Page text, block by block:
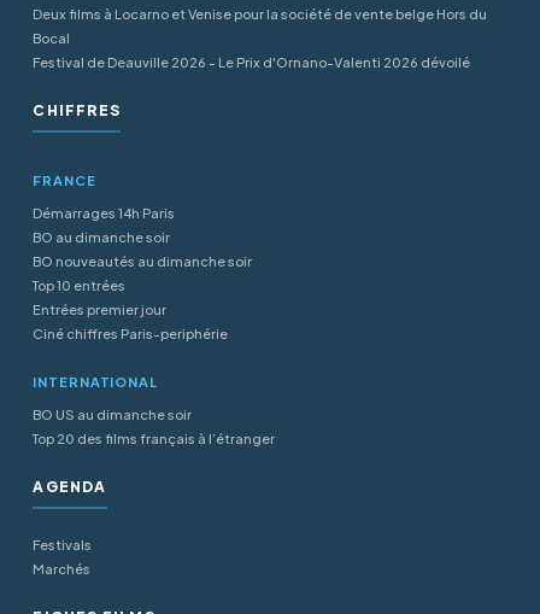
Deux films à Locarno et Venise pour la société de vente belge Hors du
Bocal
Festival de Deauville 2026 - Le Prix d'Ornano-Valenti 2026 dévoilé
CHIFFRES
FRANCE
Démarrages 14h Paris
BO au dimanche soir
BO nouveautés au dimanche soir
Top 10 entrées
Entrées premier jour
Ciné chiffres Paris-periphérie
INTERNATIONAL
BO US au dimanche soir
Top 20 des films français à l’étranger
AGENDA
Festivals
Marchés